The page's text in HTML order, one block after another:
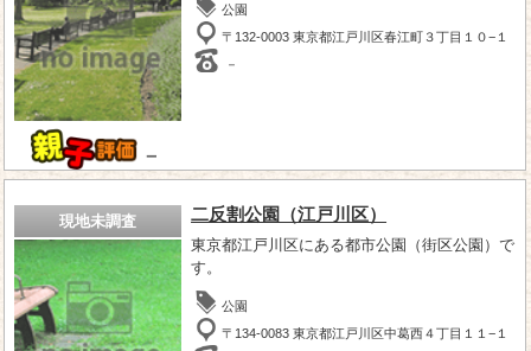
－
公園
〒132-0003 東京都江戸川区春江町３丁目１０−１
－
現地未調査 二反割公園（江戸川区）
東京都江戸川区にある都市公園（街区公園）で
す。
公園
〒134-0083 東京都江戸川区中葛西４丁目１１−１